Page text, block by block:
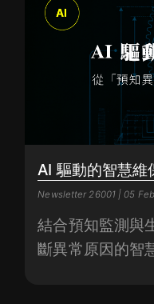
AI 驅動的智慧維
Newsletter 26001 | 05
結合預知監測與
斷異常原因的智